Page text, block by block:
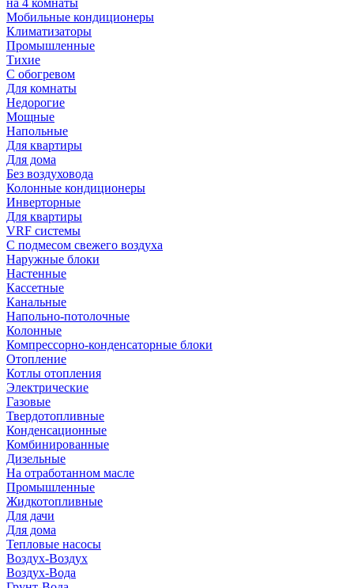
на 4 комнаты
Мобильные кондиционеры
Климатизаторы
Промышленные
Тихие
С обогревом
Для комнаты
Недорогие
Мощные
Напольные
Для квартиры
Для дома
Без воздуховода
Колонные кондиционеры
Инверторные
Для квартиры
VRF системы
С подмесом свежего воздуха
Наружные блоки
Настенные
Кассетные
Канальные
Напольно-потолочные
Колонные
Компрессорно-конденсаторные блоки
Отопление
Котлы отопления
Электрические
Газовые
Твердотопливные
Конденсационные
Комбинированные
Дизельные
На отработанном масле
Промышленные
Жидкотопливные
Для дачи
Для дома
Тепловые насосы
Воздух-Воздух
Воздух-Вода